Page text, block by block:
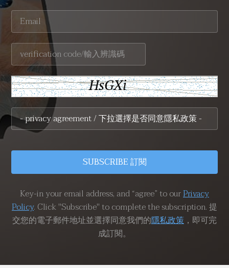
Key-in your email address, and “agree” to ourPrivacy
Policy. Click "Subscribe" to complete the subscription. 提
交您的電子郵件地址並選擇同意我們的隱私政策 ，即可完
成訂閱。